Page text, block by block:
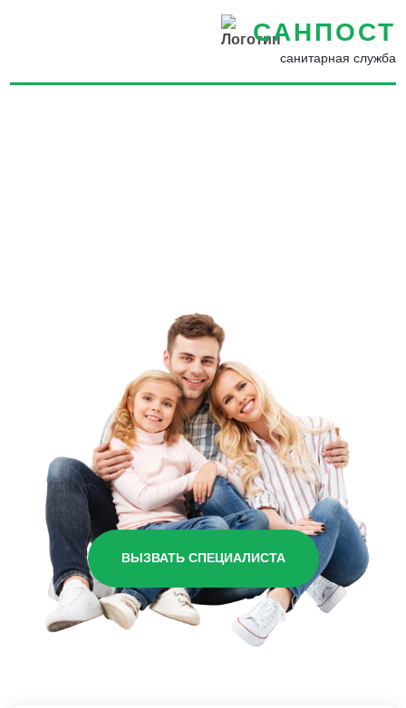
САНПОСТ
санитарная служба
ВЫЗВАТЬ СПЕЦИАЛИСТА